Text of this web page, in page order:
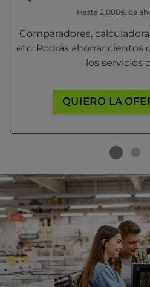
Hasta 2.000€ de
Comparadores,
etc. Podrás ahorrar cientos
los servicios
QUIERO LA